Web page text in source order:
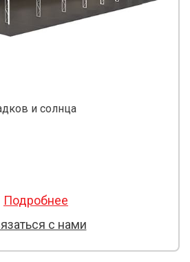
и солнца
Подробнее
с нами